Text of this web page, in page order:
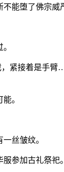
能堕了佛宗威
紧接着是手
。
丝皱纹。
参加古礼祭祀。